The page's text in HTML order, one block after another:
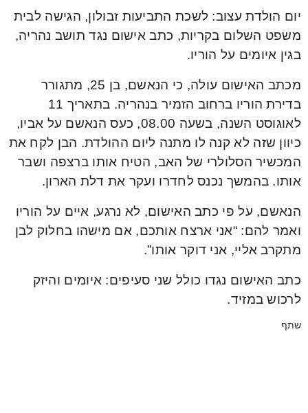
יום הולדת עצוב: לשכת התביעות זבולון, הגישה לבית
משפט השלום בקריות, כתב אישום נגד תושב נהריה,
בגין איומים על הוריו.
מכתב האישום עולה, כי הנאשם, בן 25, מתגורר
בדירת הוריו ברחוב הזמיר בנהריה. בתאריך 11
לאוגוסט השנה, בשעה 08.00, כעס הנאשם על אביו,
כיוון שזה לא קנה לו מתנה ליום ההולדת. הבן לקח את
המכשיר הסלולרי של האב, הטיח אותו ברצפה ושבר
אותו. בהמשך נכנס לחדרו ועקר את דלת הארון.
הנאשם, על פי כתב האישום, לא נרגע, איים על הוריו
ואמר להם: “אני ארצח אותכם, אם מישהו בחלוק לבן
מתקרב אליי, אני דוקר אותו”.
כתב האישום נגדו כולל שני סעיפים: איומים והיזק
לרכוש במזיד.
שתף